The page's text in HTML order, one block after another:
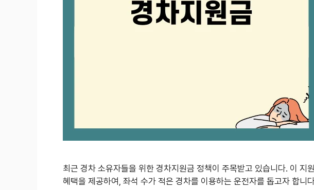
최근 경차 소유자들을 위한 경차지원금 정책이 주목받고 있습니다. 이 지
혜택을 제공하여, 좌석 수가 적은 경차를 이용하는 운전자를 돕고자 합니